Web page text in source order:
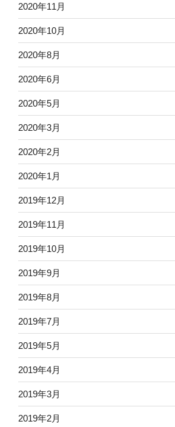
2020年11月
2020年10月
2020年8月
2020年6月
2020年5月
2020年3月
2020年2月
2020年1月
2019年12月
2019年11月
2019年10月
2019年9月
2019年8月
2019年7月
2019年5月
2019年4月
2019年3月
2019年2月